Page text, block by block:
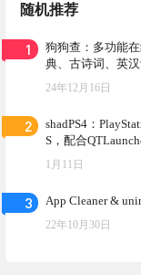
随机推荐
1
狗狗查：多功能
典、古诗词、英
习者使用
24年12月16日
2
shadPS4：
S，配合
1月11日
3 App Cleaner &
22年10月30日